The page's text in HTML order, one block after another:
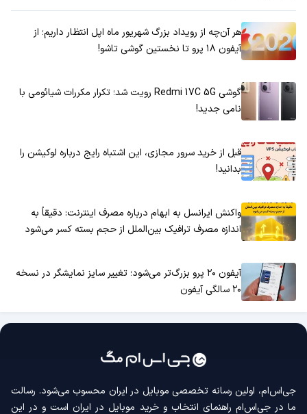
هر آن‌چه از رویداد بزرگ شهریور ماه اپل انتظار داریم؛ از
آیفون ۱۸ پرو تا نخستین گوشی تاشو!
گوشی Redmi 17C 5G رویت شد؛ تکرار مکررات شیائومی با
نامی جدید!
قبل از خرید سرور مجازی، این اشتباه رایج درباره لوکیشن را
بدانید!
واکنش ایرانسل به ابهام درباره مصرف اینترنت: دقیقاً به
اندازه مصرف ترافیک بین‌الملل از حجم بسته کسر می‌شود
آیفون ۲۰ پرو بزرگ‌تر می‌شود؛ تغییر سایز نمایشگر در نسخه
۲۰ سالگی آیفون
جی‌اس‌ام، اولین رسانه‌ تخصصی موبایل در ایران محسوب می‌شود. رسالت
ما در جی‌اس‌ام راهنمای انتخاب و خرید موبایل در ایران است و در این